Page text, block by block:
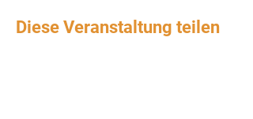
Diese Veranstaltung teilen